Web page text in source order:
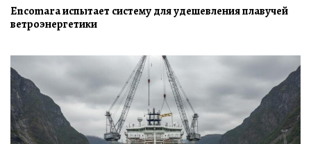
Encomara испытает систему для удешевления плавучей
ветроэнергетики